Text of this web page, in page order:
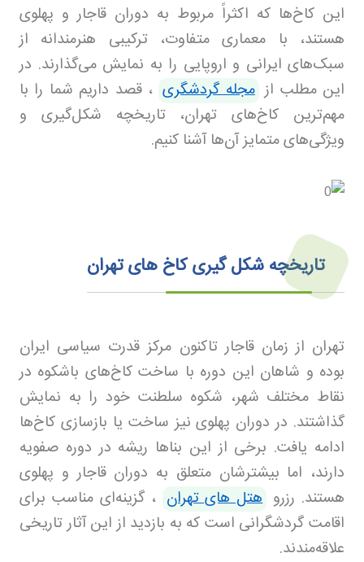
این کاخ‌ها که اکثراً مربوط به دوران قاجار و پهلوی
هستند، با معماری متفاوت، ترکیبی هنرمندانه از
سبک‌های ایرانی و اروپایی را به نمایش می‌گذارند. در
این مطلب از مجله گردشگری ، قصد داریم شما را با
مهم‌ترین کاخ‌های تهران، تاریخچه شکل‌گیری و
ویژگی‌های متمایز آن‌ها آشنا کنیم.
تاریخچه شکل‌ گیری کاخ های تهران
تهران از زمان قاجار تاکنون مرکز قدرت سیاسی ایران
بوده و شاهان این دوره با ساخت کاخ‌های باشکوه در
نقاط مختلف شهر، شکوه سلطنت خود را به نمایش
گذاشتند. در دوران پهلوی نیز ساخت یا بازسازی کاخ‌ها
ادامه یافت. برخی از این بناها ریشه در دوره صفویه
دارند، اما بیشترشان متعلق به دوران قاجار و پهلوی
هستند. رزرو هتل های تهران ، گزینه‌ای مناسب برای
اقامت گردشگرانی است که به بازدید از این آثار تاریخی
علاقه‌مندند.